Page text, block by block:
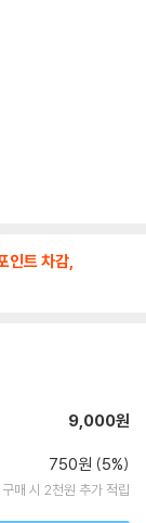
인트 차감,
9,000원
750원 (5%)
매 시 2천원 추가 적립